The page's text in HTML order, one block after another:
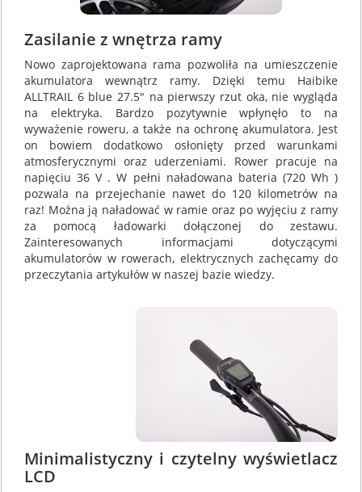
Zasilanie z wnętrza ramy
Nowo zaprojektowana rama pozwoliła na umieszczenie
akumulatora wewnątrz ramy. Dzięki temu Haibike
ALLTRAIL 6 blue 27.5" na pierwszy rzut oka, nie wygląda
na elektryka. Bardzo pozytywnie wpłynęło to na
wyważenie roweru, a także na ochronę akumulatora. Jest
on bowiem dodatkowo osłonięty przed warunkami
atmosferycznymi oraz uderzeniami. Rower pracuje na
napięciu 36 V . W pełni naładowana bateria (720 Wh )
pozwala na przejechanie nawet do 120 kilometrów na
raz! Można ją naładować w ramie oraz po wyjęciu z ramy
za pomocą ładowarki dołączonej do zestawu.
Zainteresowanych informacjami dotyczącymi
akumulatorów w rowerach, elektrycznych zachęcamy do
przeczytania artykułów w naszej bazie wiedzy.
Minimalistyczny i czytelny wyświetlacz
LCD